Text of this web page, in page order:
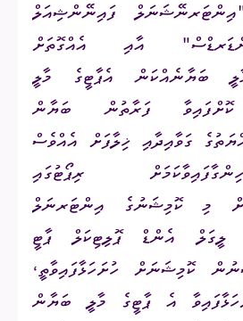
ފައިނޭންޝިއަލް
އާއި އެއްގޮތަށް
ބަޔާނެއްކަން އެޕާޓީގެ މާލީ
ފަރާތުން ބަޔާން
ގަވާއިދާއި ޚިލާފަށް އެއްވެސް
ރިޕޯޓުގައި
މި ކޮމިޝަނުގެ އިންޓަރނަލް
ލީގަލް އެންޑް ޕޮލިޓިކަލް ޕާޓީ
ކޮމިޝަނަށް ހުށަހަޅާފައިވާތީ،
އެ ޕާޓީގެ މާލީ ބަޔާން